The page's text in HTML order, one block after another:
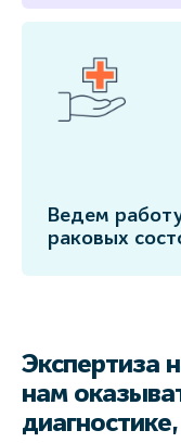
Ведем
раковых
Экспертиза
нам